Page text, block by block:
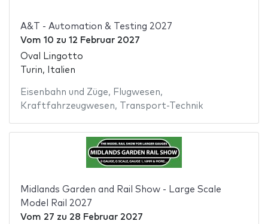
A&T - Automation & Testing 2027
Vom 10 zu 12 Februar 2027
Oval Lingotto
Turin, Italien
Eisenbahn und Züge, Flugwesen,
Kraftfahrzeugwesen, Transport-Technik
Midlands Garden and Rail Show - Large Scale
Model Rail 2027
Vom 27 zu 28 Februar 2027